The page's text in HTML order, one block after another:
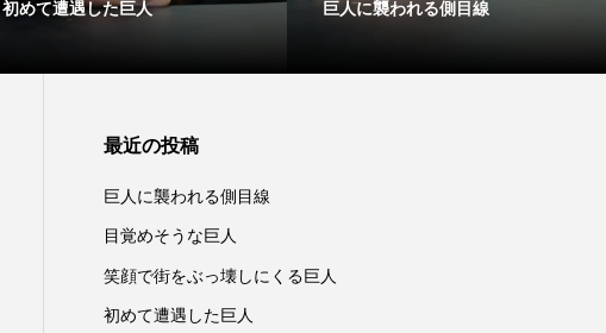
初めて遭遇した巨人 巨人に襲われる側目線
最近の投稿
巨人に襲われる側目線
目覚めそうな巨人
笑顔で街をぶっ壊しにくる巨人
初めて遭遇した巨人